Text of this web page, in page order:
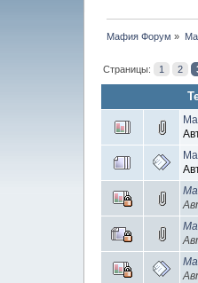
Мафия Форум »
Страницы: 1 2